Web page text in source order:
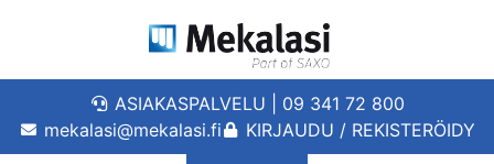
ASIAKASPALVELU | 09 341 72 800
mekalasi@mekalasi.fi
KIRJAUDU / REKISTERÖIDY